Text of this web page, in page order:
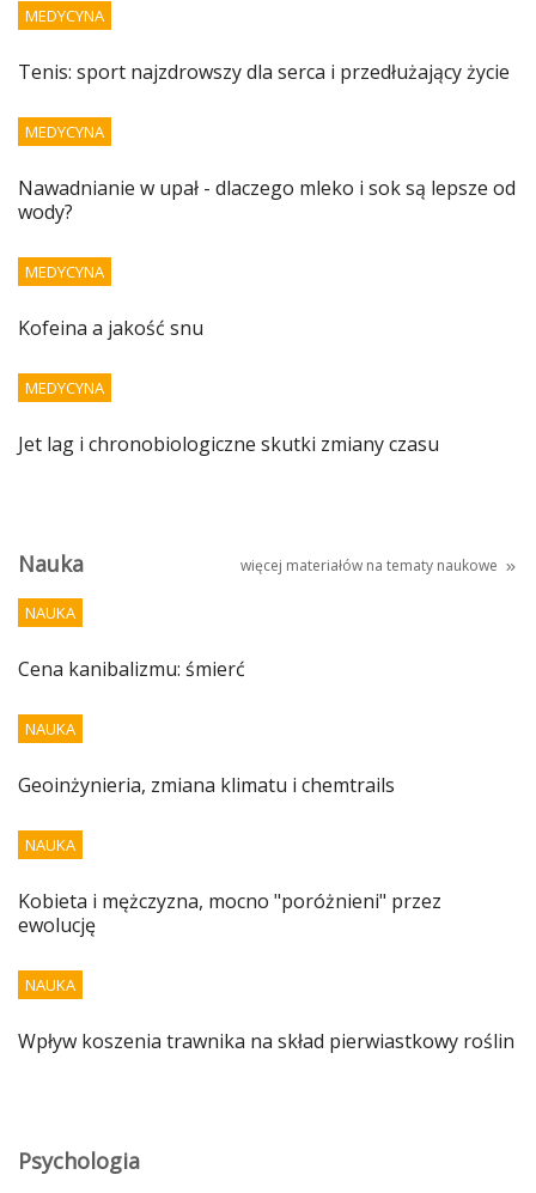
MEDYCYNA
Tenis: sport najzdrowszy dla serca i przedłużający życie
MEDYCYNA
Nawadnianie w upał - dlaczego mleko i sok są lepsze od
wody?
MEDYCYNA
Kofeina a jakość snu
MEDYCYNA
Jet lag i chronobiologiczne skutki zmiany czasu
Nauka więcej materiałów na tematy naukowe
NAUKA
Cena kanibalizmu: śmierć
NAUKA
Geoinżynieria, zmiana klimatu i chemtrails
NAUKA
Kobieta i mężczyzna, mocno "poróżnieni" przez
ewolucję
NAUKA
Wpływ koszenia trawnika na skład pierwiastkowy roślin
Psychologia